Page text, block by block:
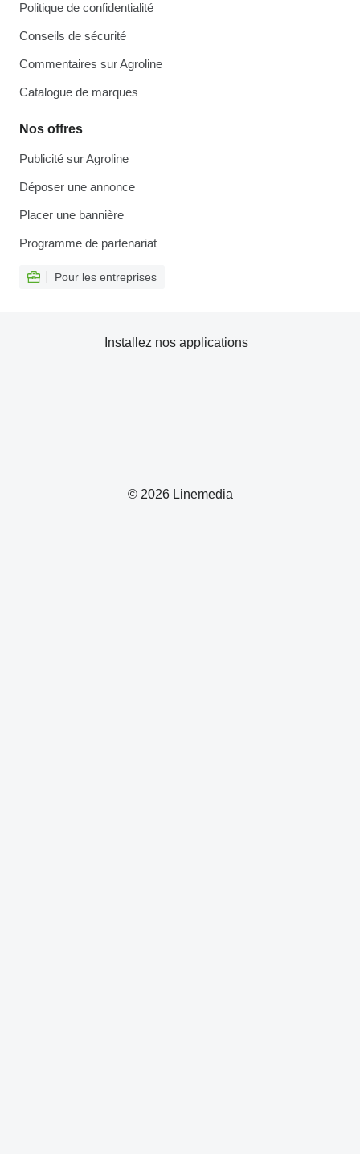
Politique de confidentialité
Conseils de sécurité
Commentaires sur Agroline
Catalogue de marques
Nos offres
Publicité sur Agroline
Déposer une annonce
Placer une bannière
Programme de partenariat
Pour les entreprises
© 2026 Linemedia
Installez nos applications